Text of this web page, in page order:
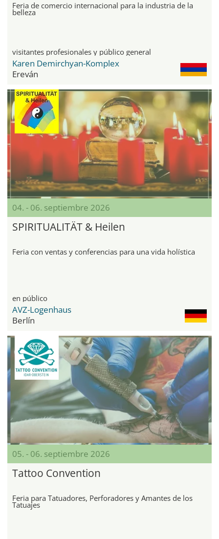
Feria de comercio internacional para la industria de la
belleza
visitantes profesionales y público general
Karen Demirchyan-Komplex
Ereván
04. - 06. septiembre 2026
SPIRITUALITÄT & Heilen
Feria con ventas y conferencias para una vida holística
en público
AVZ-Logenhaus
Berlín
05. - 06. septiembre 2026
Tattoo Convention
Feria para Tatuadores, Perforadores y Amantes de los
Tatuajes